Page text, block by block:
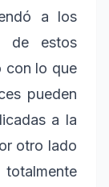
a los
de estos
con lo que
pueden
a la
otro lado